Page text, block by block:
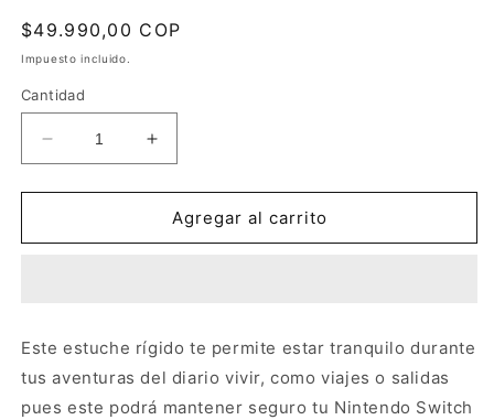
Precio
habitual
$49.990,00 COP
Impuesto incluido.
Cantidad
Reducir
cantidad
para
Switch
Aumentar
cantidad
para
Nintendo
Switch
Agregar al carrito
Este estuche rígido te permite estar tranquilo durante
tus aventuras del diario vivir, como viajes o salidas
pues este podrá mantener seguro tu Nintendo Switch